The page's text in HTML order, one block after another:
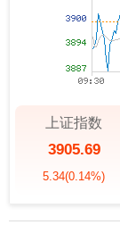
上证指数
3905.69
5.34(0.14%)